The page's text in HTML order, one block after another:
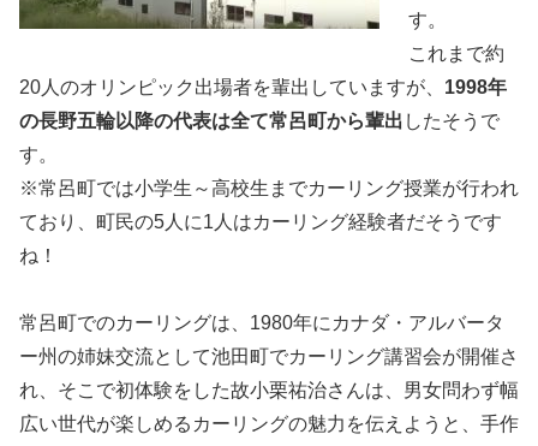
す。
これまで約
20人のオリンピック出場者を輩出していますが、 1998年
の長野五輪以降の代表は全て常呂町から輩出 したそうで
す。
※常呂町では小学生～高校生までカーリング授業が行われ
ており、町民の5人に1人はカーリング経験者だそうです
ね！
常呂町でのカーリングは、1980年にカナダ・アルバータ
ー州の姉妹交流として池田町でカーリング講習会が開催さ
れ、そこで初体験をした故小栗祐治さんは、男女問わず幅
広い世代が楽しめるカーリングの魅力を伝えようと、手作